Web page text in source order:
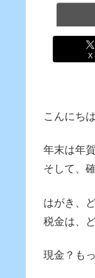
X
こんにち
年末は年
そして、
はがき、
税金は、
現金？も